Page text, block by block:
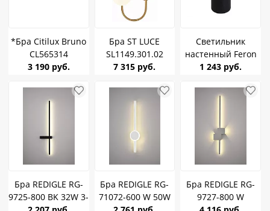
*Бра Citilux Bruno
CL565314
Чёрный+Бронза
3 190 руб.
Бра ST LUCE
SL1149.301.02
латунь/белый
7 315 руб.
Светильник
настенный Feron
ML1860 GU10*2
золото 48649
1 243 руб.
Бра REDIGLE RG-
9725-800 BK 32W 3-
Бра REDIGLE RG-
71072-600 W 50W
Бра REDIGLE RG-
9727-800 W